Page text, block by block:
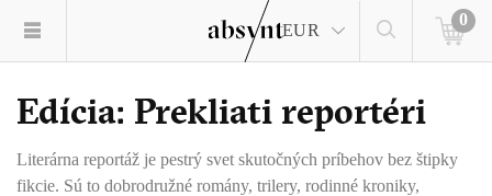
EUR
0
Edícia: Prekliati reportéri
Literárna reportáž je pestrý svet skutočných príbehov bez štipky
fikcie. Sú to dobrodružné romány, trilery, rodinné kroniky,